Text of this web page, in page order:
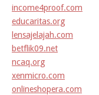
income4proof.com
educaritas.org
lensajelajah.com
betflik09.net
ncaq.org
xenmicro.com
onlineshopera.com